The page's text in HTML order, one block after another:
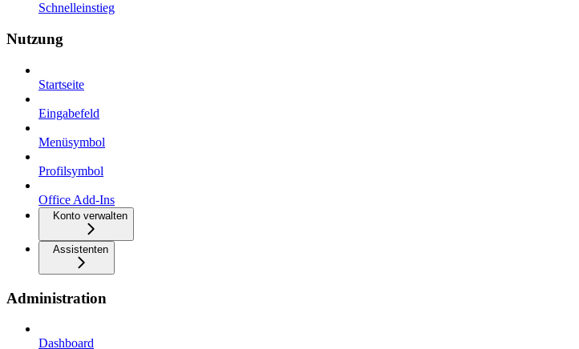
Schnelleinstieg
Nutzung
Startseite
Eingabefeld
Menüsymbol
Profilsymbol
Office Add-Ins
Konto verwalten
Assistenten
Administration
Dashboard